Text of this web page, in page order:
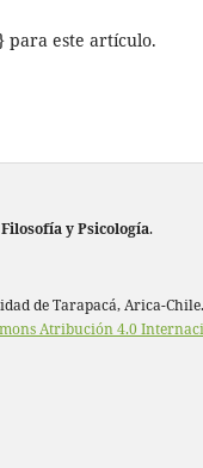
para este artículo.
y Psicología.
de Tarapacá, Arica-Chile.
Atribución 4.0